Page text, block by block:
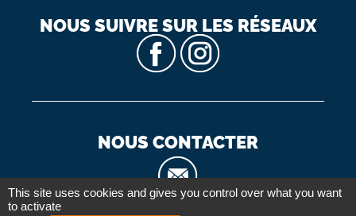
NOUS SUIVRE SUR LES RÉSEAUX
NOUS CONTACTER
This site uses cookies and gives you control over what you want
to activate